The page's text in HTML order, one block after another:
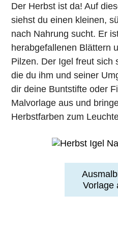
Der Herbst ist da! Auf
siehst du einen kleinen,
nach Nahrung sucht. Er
herabgefallenen Blättern
Pilzen. Der Igel freut sich
die du ihm und seiner
dir deine Buntstifte oder
Malvorlage aus und
Herbstfarben zum
Vorlage